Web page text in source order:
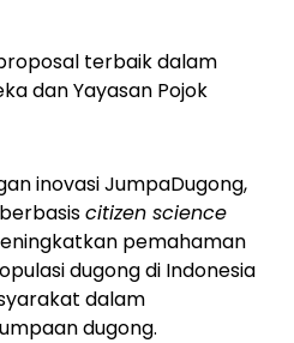
terbaik dalam
dan Yayasan Pojok
inovasi JumpaDugong,
citizen science
pemahaman
dugong di Indonesia
dalam
dugong.